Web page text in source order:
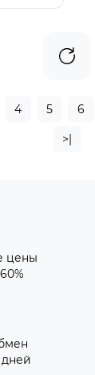
4 5 6
>|
цены
дней